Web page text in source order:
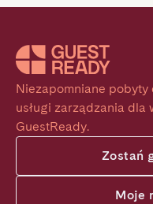
Niezapomniane
usługi zarządzania dla
GuestReady.
Zostań
Moje